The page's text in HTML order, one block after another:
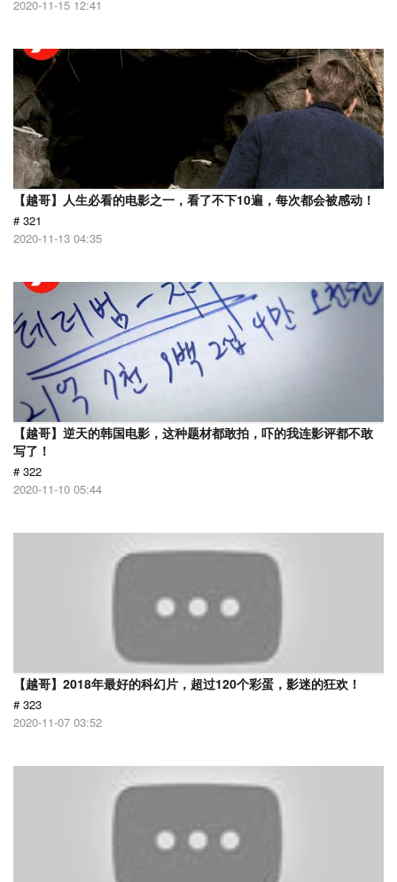
2020-11-15 12:41
【越哥】人生必看的电影之一，看了不下10遍，每次都会被感动！
# 321
2020-11-13 04:35
【越哥】逆天的韩国电影，这种题材都敢拍，吓的我连影评都不敢
写了！
# 322
2020-11-10 05:44
【越哥】2018年最好的科幻片，超过120个彩蛋，影迷的狂欢！
# 323
2020-11-07 03:52